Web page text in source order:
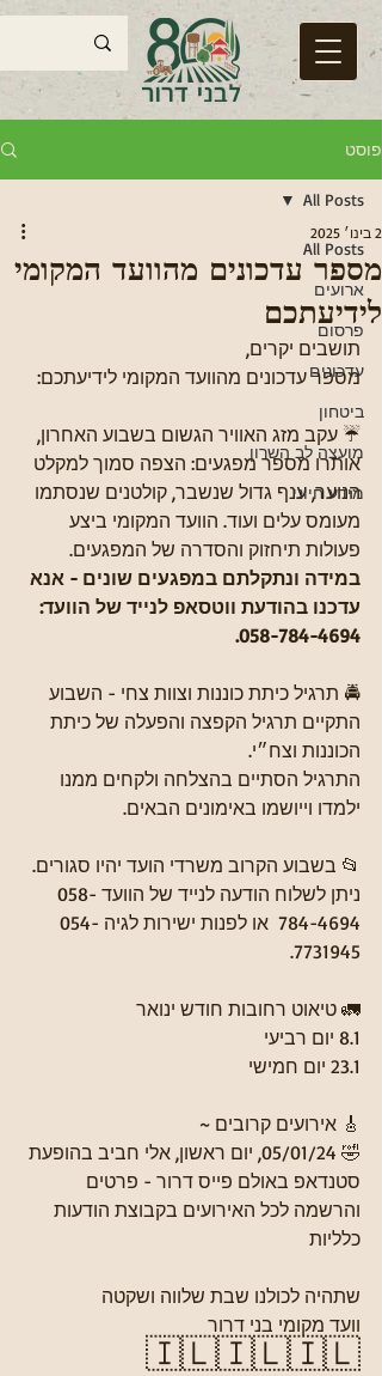
פוסט
All Posts
ארועים
פרסום
עדכונים
ביטחון
מועצה לב השרון
מידע חיוני
All Posts
מספר עדכונים מהוועד המקומי
לידיעתכם
2 בינו׳ 2025
תושבים יקרים,
מספר עדכונים מהוועד המקומי לידיעתכם:
☔ עקב מזג האוויר הגשום בשבוע האחרון,
אותרו מספר מפגעים: הצפה סמוך למקלט
הנוער, ענף גדול שנשבר, קולטנים שנסתמו
מעומס עלים ועוד. הוועד המקומי ביצע
פעולות תיחזוק והסדרה של המפגעים.
במידה ונתקלתם במפגעים שונים - אנא
עדכנו בהודעת ווטסאפ לנייד של הוועד:
058-784-4694.
🚔 תרגיל כיתת כוננות וצוות צחי - השבוע
התקיים תרגיל הקפצה והפעלה של כיתת
הכוננות וצח״י.
התרגיל הסתיים בהצלחה ולקחים ממנו
ילמדו וייושמו באימונים הבאים.
📂 בשבוע הקרוב משרדי הועד יהיו סגורים.
ניתן לשלוח הודעה לנייד של הוועד 058-
784-4694  או לפנות ישירות לגיה 054-
7731945.
🚛 טיאוט רחובות חודש ינואר
8.1 יום רביעי
23.1 יום חמישי
🎸 אירועים קרובים ~
🤣 05/01/24, יום ראשון, אלי חביב בהופעת
סטנדאפ באולם פייס דרור - פרטים
והרשמה לכל האירועים בקבוצת הודעות
כלליות
שתהיה לכולנו שבת שלווה ושקטה
וועד מקומי בני דרור
🇮🇱🇮🇱🇮🇱